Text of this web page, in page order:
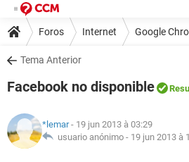
Foros Internet Google
Tema Anterior
Facebook no disponible
*lemar- 19 jun 2013 à 03:29
usuario anónimo - 19 jun 2013 à